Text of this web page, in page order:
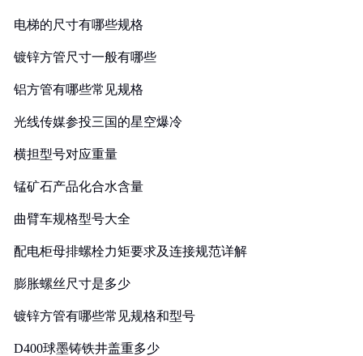
电梯的尺寸有哪些规格
镀锌方管尺寸一般有哪些
铝方管有哪些常见规格
光线传媒参投三国的星空爆冷
横担型号对应重量
锰矿石产品化合水含量
曲臂车规格型号大全
配电柜母排螺栓力矩要求及连接规范详解
膨胀螺丝尺寸是多少
镀锌方管有哪些常见规格和型号
D400球墨铸铁井盖重多少